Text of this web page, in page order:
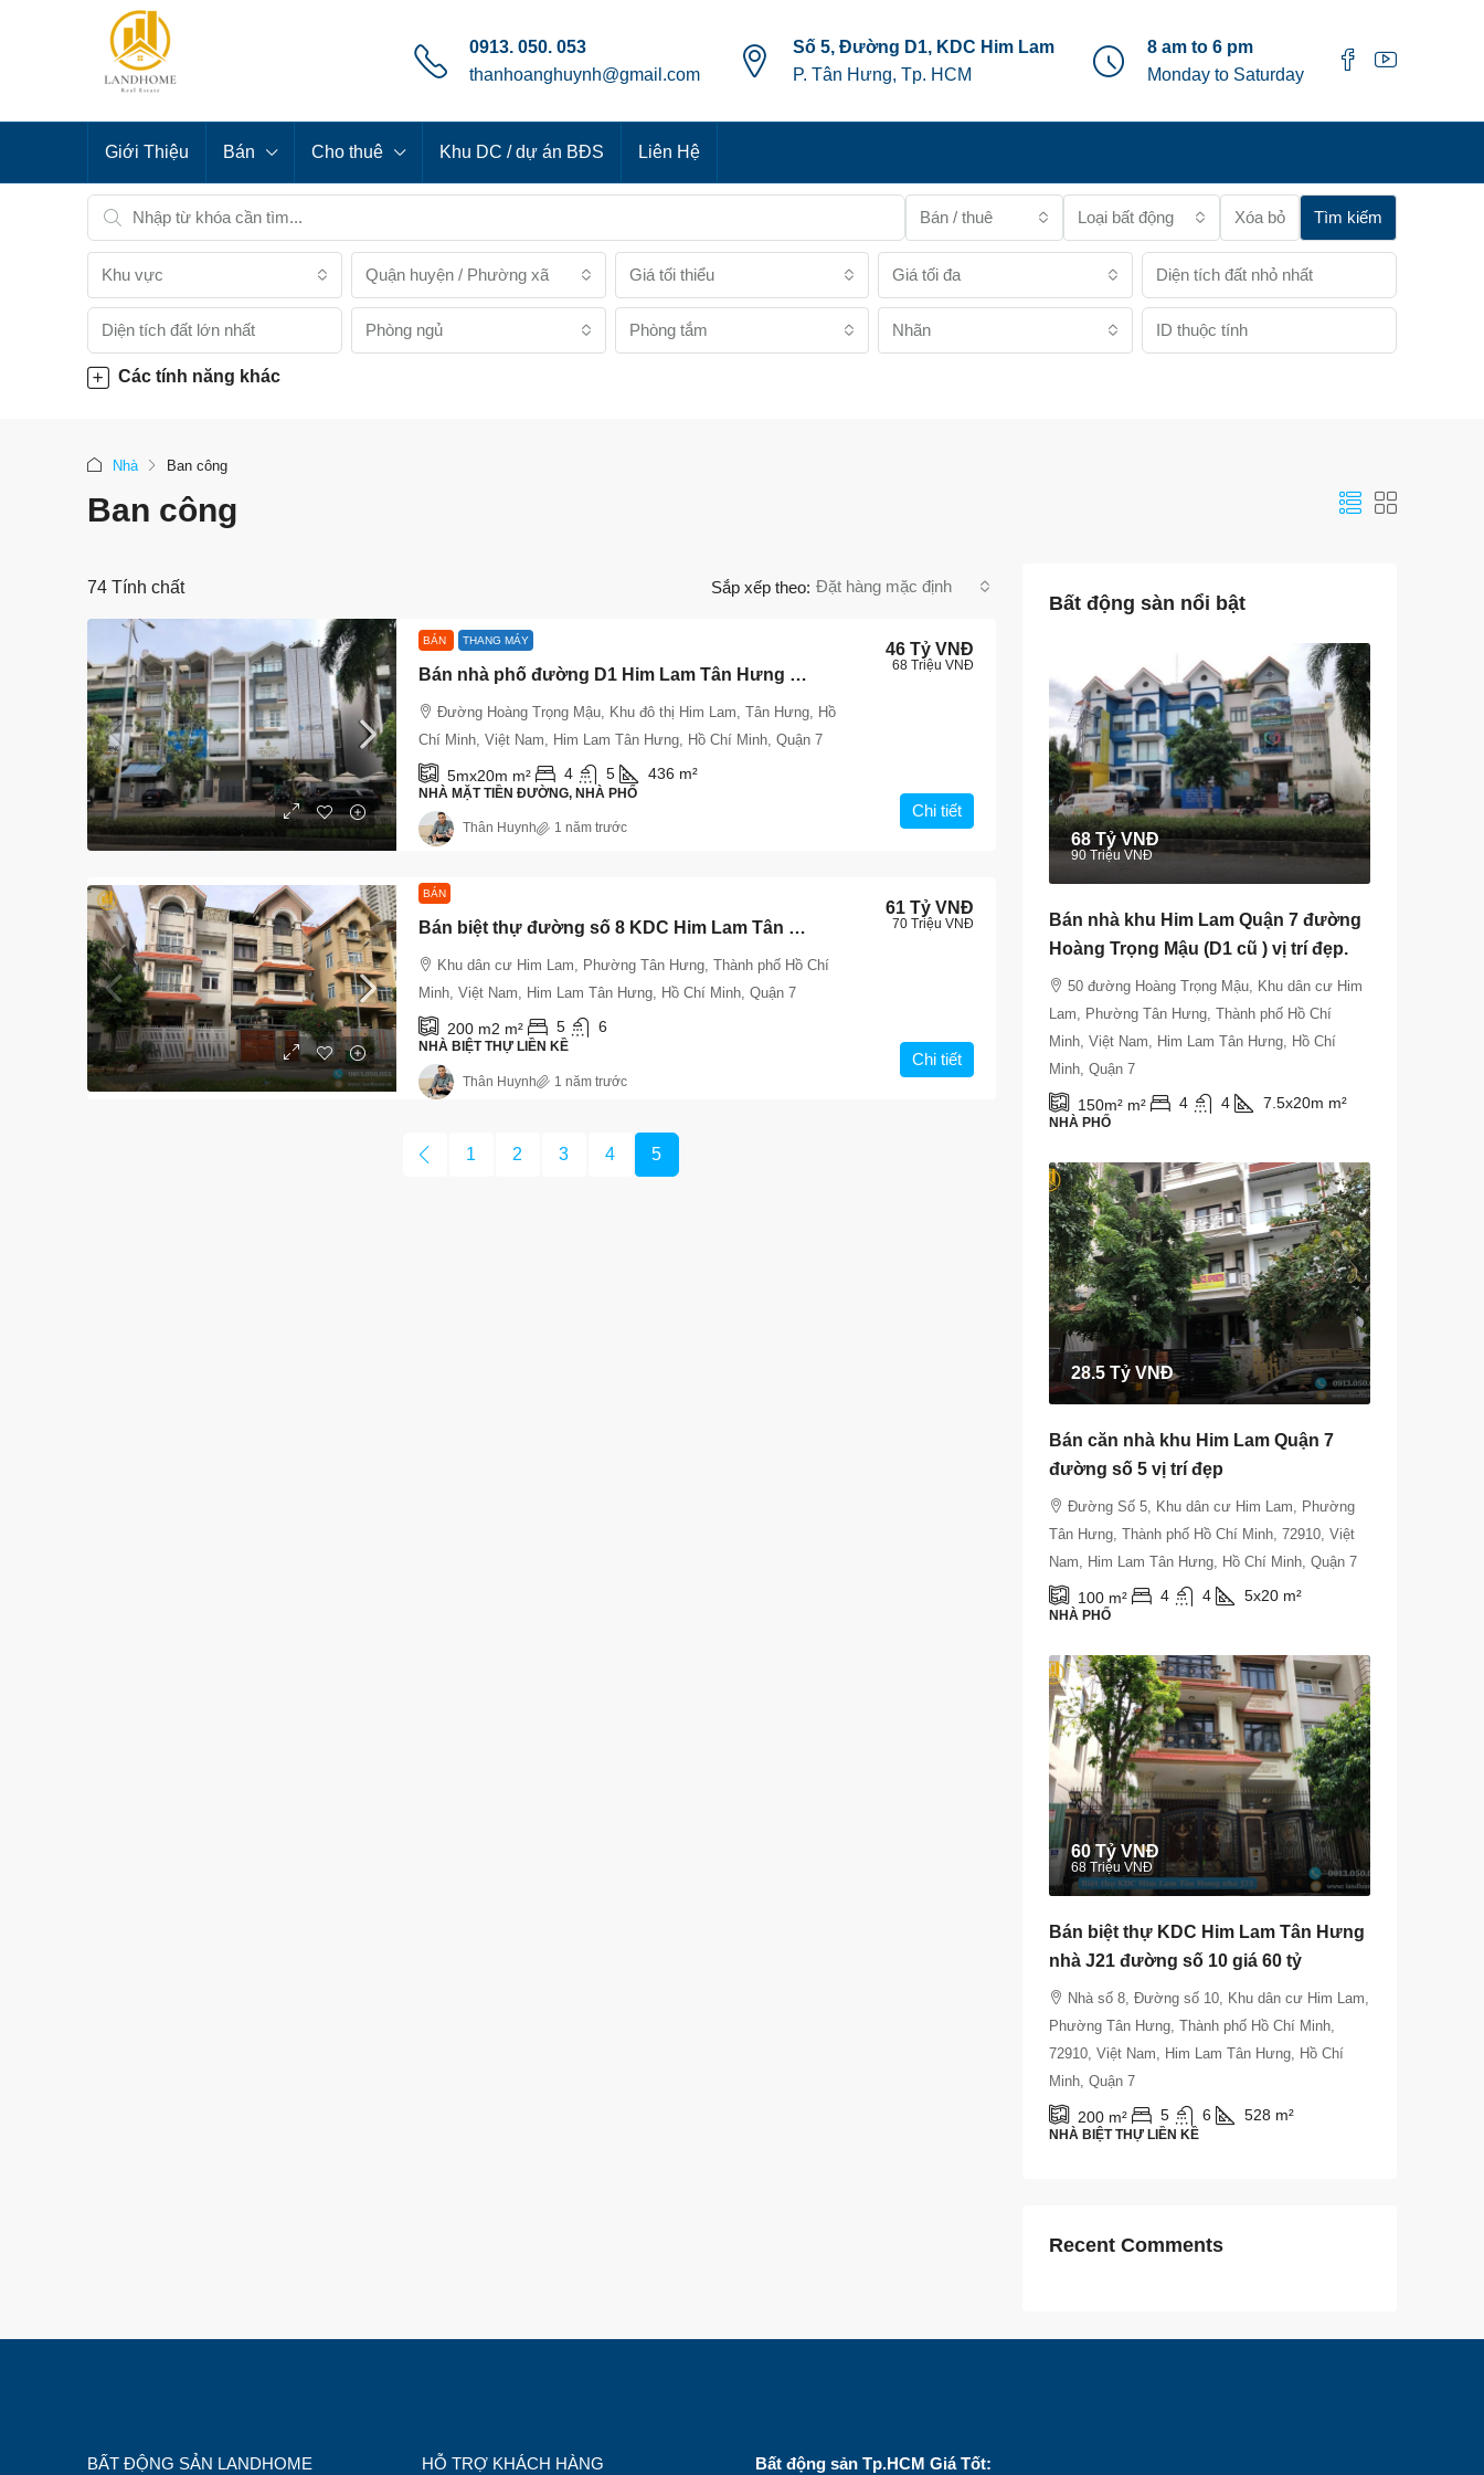
0913. 050. 053
thanhoanghuynh@gmail.com
Số 5, Đường D1, KDC Him Lam
P. Tân Hưng, Tp. HCM
8 am to 6 pm
Monday to Saturday
Giới Thiệu Bán Cho thuê Khu DC / dự án BĐS Liên Hệ
Bán / thuê Loại bất động sản Xóa bỏ Tìm kiếm
Khu vực Quận huyện / Phường xã Giá tối thiểu Giá tối đa
Phòng ngủ Phòng tắm Nhãn
Các tính năng khác
Nhà Ban công
Ban công
74 Tính chất Sắp xếp theo: Đặt hàng mặc định
BÁN THANG MÁY
Bán nhà phố đường D1 Him Lam Tân Hưng 46 tỷ, sổ hồng, thang máy, vị trí đẹp.
46 Tỷ VNĐ
68 Triệu VNĐ
Đường Hoàng Trọng Mậu, Khu đô thị Him Lam, Tân Hưng, Hồ
Chí Minh, Việt Nam, Him Lam Tân Hưng, Hồ Chí Minh, Quận 7
5mx20m m² 4 5 436 m²
NHÀ MẶT TIỀN ĐƯỜNG, NHÀ PHỐ
Chi tiết
Thân Huynh 1 năm trước
BÁN
Bán biệt thự đường số 8 KDC Him Lam Tân Hưng, sổ hồng 57 tỷ TL.
61 Tỷ VNĐ
70 Triệu VNĐ
Khu dân cư Him Lam, Phường Tân Hưng, Thành phố Hồ Chí
Minh, Việt Nam, Him Lam Tân Hưng, Hồ Chí Minh, Quận 7
200 m2 m² 5 6
NHÀ BIỆT THỰ LIỀN KỀ
Chi tiết
Thân Huynh 1 năm trước
1 2 3 4 5
Bất động sàn nổi bật
68 Tỷ VNĐ
90 Triệu VNĐ
Bán nhà khu Him Lam Quận 7 đường
Hoàng Trọng Mậu (D1 cũ ) vị trí đẹp.
50 đường Hoàng Trọng Mậu, Khu dân cư Him
Lam, Phường Tân Hưng, Thành phố Hồ Chí
Minh, Việt Nam, Him Lam Tân Hưng, Hồ Chí
Minh, Quận 7
150m² m² 4 4 7.5x20m m²
NHÀ PHỐ
28.5 Tỷ VNĐ
Bán căn nhà khu Him Lam Quận 7
đường số 5 vị trí đẹp
Đường Số 5, Khu dân cư Him Lam, Phường
Tân Hưng, Thành phố Hồ Chí Minh, 72910, Việt
Nam, Him Lam Tân Hưng, Hồ Chí Minh, Quận 7
100 m² 4 4 5x20 m²
NHÀ PHỐ
60 Tỷ VNĐ
68 Triệu VNĐ
Bán biệt thự KDC Him Lam Tân Hưng
nhà J21 đường số 10 giá 60 tỷ
Nhà số 8, Đường số 10, Khu dân cư Him Lam,
Phường Tân Hưng, Thành phố Hồ Chí Minh,
72910, Việt Nam, Him Lam Tân Hưng, Hồ Chí
Minh, Quận 7
200 m² 5 6 528 m²
NHÀ BIỆT THỰ LIỀN KỀ
Recent Comments
BẤT ĐỘNG SẢN LANDHOME HỖ TRỢ KHÁCH HÀNG Bất động sản Tp.HCM Giá Tốt: